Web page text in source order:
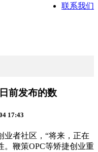
联系我们
前发布的数
17:43
者社区，“将来，正在
。鞭策OPC等矫捷创业重